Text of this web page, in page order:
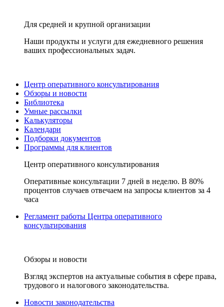
Для средней и крупной организации
Наши продукты и услуги для ежедневного решения
ваших профессиональных задач.
Центр оперативного консультирования
Обзоры и новости
Библиотека
Умные рассылки
Калькуляторы
Календари
Подборки документов
Программы для клиентов
Центр оперативного консультирования
Оперативные консультации 7 дней в неделю. В 80%
процентов случаев отвечаем на запросы клиентов за 4
часа
Регламент работы Центра оперативного
консультирования
Обзоры и новости
Взгляд экспертов на актуальные события в сфере права,
трудового и налогового законодательства.
Новости законодательства